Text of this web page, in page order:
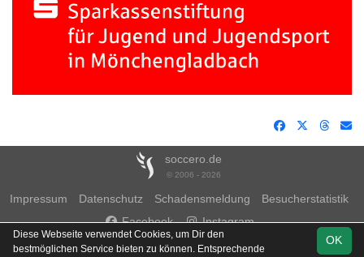
soccero.de
© 2006 - 2026
Impressum Datenschutz Schadensmeldung
Besucherstatistik
Facebook
Instagram
OK
Diese Webseite verwendet Cookies, um Dir den
bestmöglichen Service bieten zu können. Entsprechende